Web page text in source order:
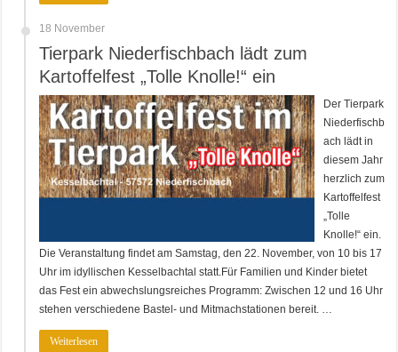
18 November
Tierpark Niederfischbach lädt zum
Kartoffelfest „Tolle Knolle!“ ein
Der Tierpark
Niederfischb
ach lädt in
diesem Jahr
herzlich zum
Kartoffelfest
„Tolle
Knolle!“ ein.
Die Veranstaltung findet am Samstag, den 22. November, von 10 bis 17
Uhr im idyllischen Kesselbachtal statt.Für Familien und Kinder bietet
das Fest ein abwechslungsreiches Programm: Zwischen 12 und 16 Uhr
stehen verschiedene Bastel- und Mitmachstationen bereit. …
Weiterlesen